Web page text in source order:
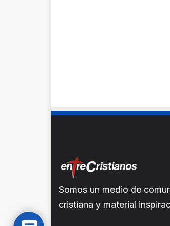
Somos un medio de
cristiana y material